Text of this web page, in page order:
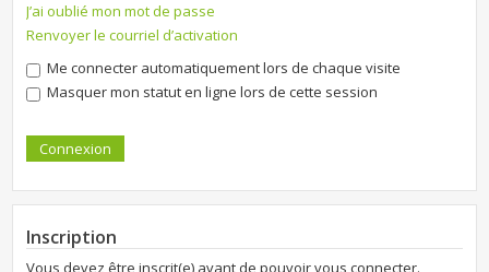
J’ai oublié mon mot de passe
Renvoyer le courriel d’activation
Me connecter automatiquement lors de chaque visite
Masquer mon statut en ligne lors de cette session
Inscription
Vous devez être inscrit(e) avant de pouvoir vous connecter.